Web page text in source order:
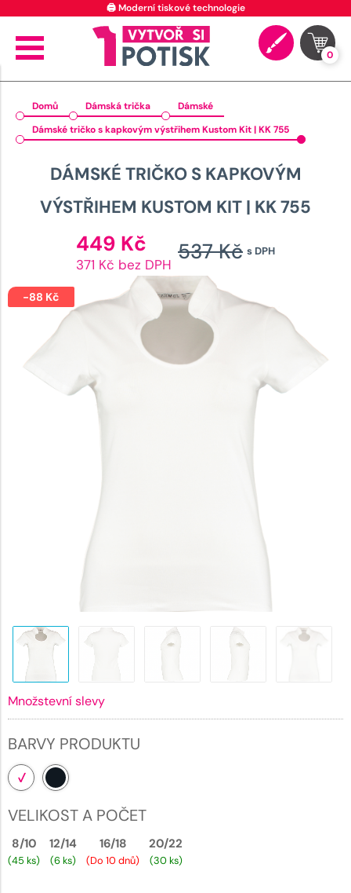
🖨️ Moderní tiskové technologie
0
Domů Dámská trička
Dámské
Dámské tričko s kapkovým výstřihem Kustom Kit | KK 755
DÁMSKÉ TRIČKO S KAPKOVÝM
VÝSTŘIHEM KUSTOM KIT | KK 755
s DPH
537Kč
byla:
537 Kč.
449 Kčcena
je:
449 Kč.
371 Kč bez DPH
-88 Kč
Množstevní slevy
BARVY PRODUKTU
VELIKOST A POČET
8/10
(45 ks)
12/14
(6 ks)
16/18
(Do 10 dnů)
20/22
(30 ks)